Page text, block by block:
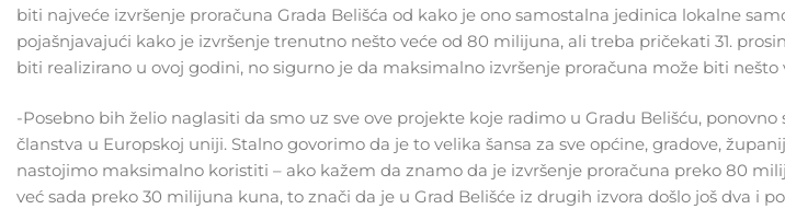
biti najveće izvršenje proračuna Grada Belišća od kako je ono samostalna jedinica lokalne
pojašnjavajući kako je izvršenje trenutno nešto veće od 80 milijuna, ali treba pričekati 31.
biti realizirano u ovoj godini, no sigurno je da maksimalno izvršenje proračuna može biti
-Posebno bih želio naglasiti da smo uz sve ove projekte koje radimo u Gradu Belišću,
članstva u Europskoj uniji. Stalno govorimo da je to velika šansa za sve općine, gradove,
nastojimo maksimalno koristiti – ako kažem da znamo da je izvršenje proračuna preko 80
već sada preko 30 milijuna kuna, to znači da je u Grad Belišće iz drugih izvora došlo još dva i